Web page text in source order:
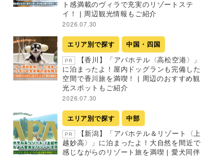
ト感満載のヴィラで充実のリゾートステ
イ！ | 周辺観光情報もご紹介
2026.07.30
エリア別で探す 中国・四国
PR
【香川】「アパホテル〈高松空港〉」
に泊まったよ！屋内ドッグランも完備した
空間で香川旅を満喫！ | 周辺のおすすめ観
光スポットもご紹介
2026.07.30
エリア別で探す 中部
PR
【新潟】「アパホテル＆リゾート〈上
越妙高〉」に泊まったよ！大自然を間近で
感じながらのリゾート旅を満喫 | 愛犬同伴